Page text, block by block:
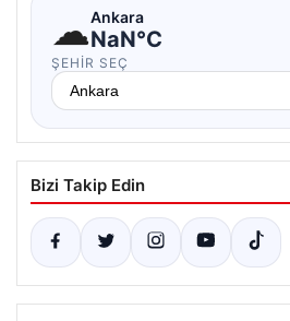
☁Ankara
NaN°C
ŞEHIR SEÇ
Bizi Takip Edin